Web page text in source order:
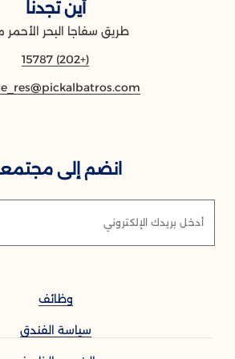
أين تجدنا
طريق سفاجا البحر الأحمر
(+202) 15787
انضم إلى
أدخل بريدك الإلكتروني
وظائف
سياسة الفندق